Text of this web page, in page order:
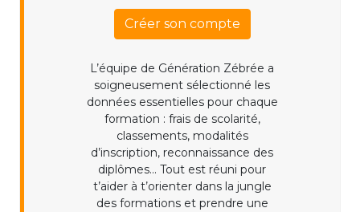
Créer son compte
L’équipe de Génération Zébrée a
soigneusement sélectionné les
données essentielles pour chaque
formation : frais de scolarité,
classements, modalités
d’inscription, reconnaissance des
diplômes... Tout est réuni pour
t’aider à t’orienter dans la jungle
des formations et prendre une